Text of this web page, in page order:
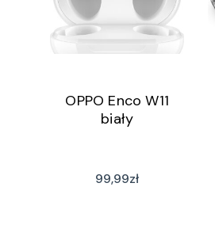
OPPO Enco W11
biały
99,99zł